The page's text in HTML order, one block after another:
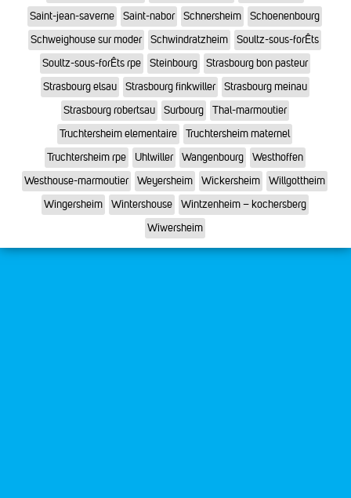
Saint-jean-saverne
Saint-nabor Schnersheim
Schoenenbourg
Schweighouse sur moder
Schwindratzheim
Soultz-sous-forÊts
Soultz-sous-forÊts rpe
Steinbourg
Strasbourg bon pasteur
Strasbourg elsau
Strasbourg finkwiller
Strasbourg meinau
Strasbourg robertsau
Surbourg
Thal-marmoutier
Truchtersheim elementaire
Truchtersheim maternel
Truchtersheim rpe
Uhlwiller Wangenbourg
Westhoffen
Westhouse-marmoutier
Weyersheim Wickersheim
Willgottheim
Wingersheim
Wintershouse
Wintzenheim – kochersberg
Wiwersheim